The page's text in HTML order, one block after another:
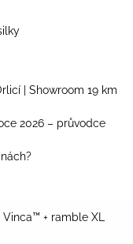
| Showroom 19 km
2026 – průvodce
+ ramble XL